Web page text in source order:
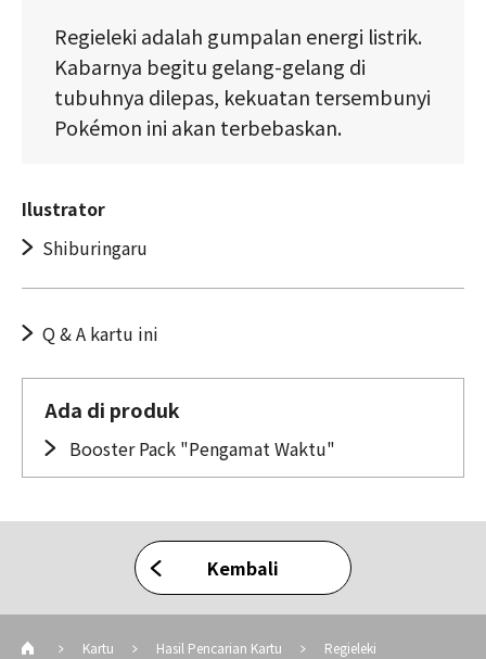
Regieleki adalah gumpalan energi listrik.
Kabarnya begitu gelang-gelang di
tubuhnya dilepas, kekuatan tersembunyi
Pokémon ini akan terbebaskan.
Ilustrator
Shiburingaru
Q & A kartu ini
Ada di produk
Booster Pack "Pengamat Waktu"
Kembali
Kartu Hasil Pencarian Kartu Regieleki